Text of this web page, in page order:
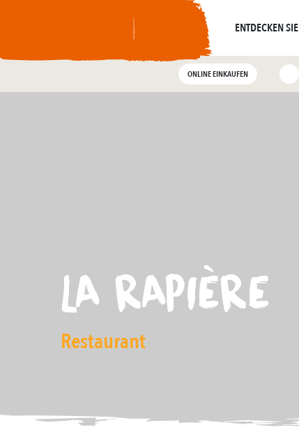
ENTDECKEN SIE
Wo die Geschichte widerhallt
Alle geführten Touren
ONLINE EINKAUFEN
LA RAPIÈRE
Restaurant